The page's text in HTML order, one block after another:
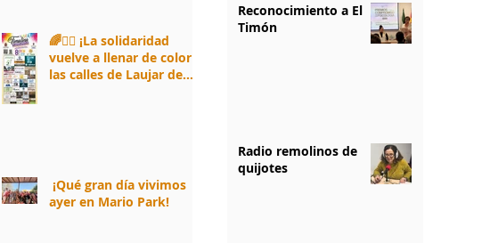
🌈🏃‍♀️ ¡La solidaridad
vuelve a llenar de color
las calles de Laujar de
¡Qué gran día vivimos
ayer en Mario Park!
Reconocimiento a El
Timón
Radio remolinos de
quijotes